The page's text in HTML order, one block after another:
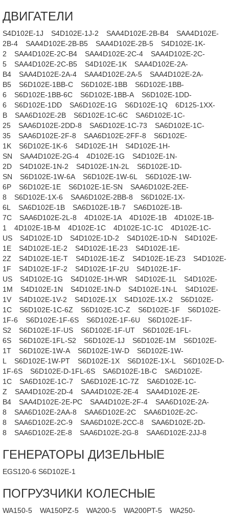
ДВИГАТЕЛИ
S4D102E-1J S4D102E-1J-2 SAA4D102E-2B-B4
SAA4D102E-
2B-4
SAA4D102E-2B-B5 SAA4D102E-2B-5
S4D102E-1K-
2
SAA4D102E-2C-B4 SAA4D102E-2C-4
SAA4D102E-2C-
5
SAA4D102E-2C-B5 S4D102E-1K
SAA4D102E-2A-
B4
SAA4D102E-2A-4 SAA4D102E-2A-5
SAA4D102E-2A-
B5
S6D102E-1BB-C S6D102E-1BB
S6D102E-1BB-
6
S6D102E-1BB-6C S6D102E-1BB-A
S6D102E-1DD-
6
S6D102E-1DD SA6D102E-1G S6D102E-1Q
6D125-1XX-
B
SAA6D102E-2B S6D102E-1C-6C
SA6D102E-1C-
25
SAA6D102E-2DD-8 SA6D102E-1C-73
SA6D102E-1C-
35
SAA6D102E-2F-8 SAA6D102E-2FF-8
S6D102E-
1K
S6D102E-1K-6 S4D102E-1H
S4D102E-1H-
SN
SAA4D102E-2G-4 4D102E-1G
S4D102E-1N-
2D
S4D102E-1N-2 S4D102E-1N-2L
S6D102E-1D-
SN
S6D102E-1W-6A S6D102E-1W-6L
S6D102E-1W-
6P
S6D102E-1E S6D102E-1E-SN
SAA6D102E-2EE-
8
S6D102E-1X-6 SAA6D102E-2BB-8
S6D102E-1X-
6L
SA6D102E-1B SA6D102E-1B-7
SA6D102E-1B-
7C
SAA6D102E-2L-8 4D102E-1A 4D102E-1B
4D102E-1B-
1
4D102E-1B-M 4D102E-1C 4D102E-1C-1C
4D102E-1C-
US
S4D102E-1D S4D102E-1D-2 S4D102E-1D-N
S4D102E-
1E
S4D102E-1E-2 S4D102E-1E-23
S4D102E-1E-
2Z
S4D102E-1E-T S4D102E-1E-Z S4D102E-1E-Z3
S4D102E-
1F
S4D102E-1F-2 S4D102E-1F-2U
S4D102E-1F-
US
S4D102E-1G S4D102E-1H-WR S4D102E-1L
S4D102E-
1M
S4D102E-1N S4D102E-1N-D S4D102E-1N-L
S4D102E-
1V
S4D102E-1V-2 S4D102E-1X S4D102E-1X-2
S6D102E-
1C
S6D102E-1C-6Z S6D102E-1C-Z S6D102E-1F
S6D102E-
1F-6
S6D102E-1F-6S S6D102E-1F-6U
S6D102E-1F-
S2
S6D102E-1F-US S6D102E-1F-UT
S6D102E-1FL-
6S
S6D102E-1FL-S2 S6D102E-1J S6D102E-1M
S6D102E-
1T
S6D102E-1W-A S6D102E-1W-D
S6D102E-1W-
L
S6D102E-1W-PT S6D102E-1X S6D102E-1X-L
S6D102E-D-
1F-6S
S6D102E-D-1FL-6S SA6D102E-1B-C
SA6D102E-
1C
SA6D102E-1C-7 SA6D102E-1C-7Z
SA6D102E-1C-
Z
SAA4D102E-2D-4 SAA4D102E-2E-4
SAA4D102E-2E-
B4
SAA4D102E-2E-PC SAA4D102E-2F-4
SAA6D102E-2A-
8
SAA6D102E-2AA-8 SAA6D102E-2C
SAA6D102E-2C-
8
SAA6D102E-2C-9 SAA6D102E-2CC-8
SAA6D102E-2D-
8
SAA6D102E-2E-8 SAA6D102E-2G-8 SAA6D102E-2JJ-8
ГЕНЕРАТОРЫ ДИЗЕЛЬНЫЕ
EGS120-6 S6D102E-1
ПОГРУЗЧИКИ КОЛЕСНЫЕ
WA150-5 WA150PZ-5 WA200-5 WA200PT-5
WA250-